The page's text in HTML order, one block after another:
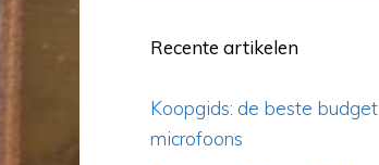
Recente artikelen
Koopgids: de beste budget
microfoons